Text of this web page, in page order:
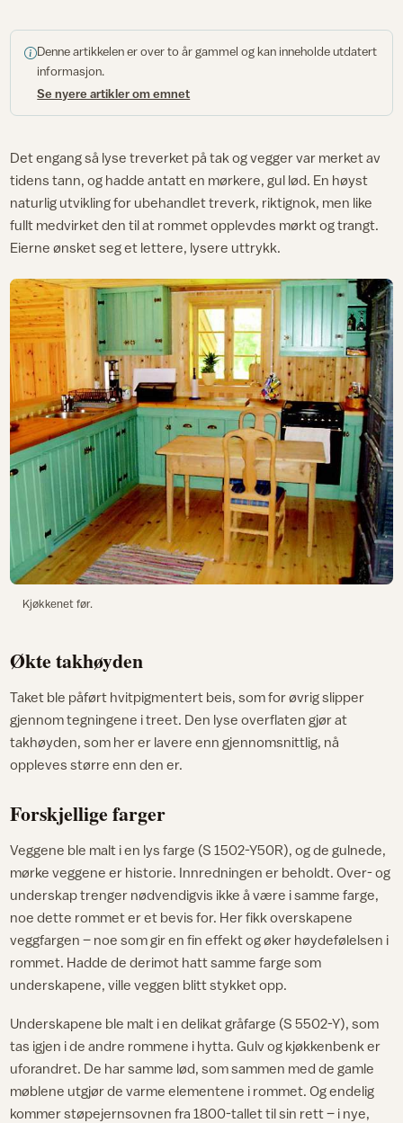
Denne artikkelen er over to år gammel og kan inneholde utdatert
informasjon.
Se nyere artikler om emnet
Det engang så lyse treverket på tak og vegger var merket av
tidens tann, og hadde antatt en mørkere, gul lød. En høyst
naturlig utvikling for ubehandlet treverk, riktignok, men like
fullt medvirket den til at rommet opplevdes mørkt og trangt.
Eierne ønsket seg et lettere, lysere uttrykk.
Kjøkkenet før.
Økte takhøyden
Taket ble påført hvitpigmentert beis, som for øvrig slipper
gjennom tegningene i treet. Den lyse overflaten gjør at
takhøyden, som her er lavere enn gjennomsnittlig, nå
oppleves større enn den er.
Forskjellige farger
Veggene ble malt i en lys farge (S 1502-Y50R), og de gulnede,
mørke veggene er historie. Innredningen er beholdt. Over- og
underskap trenger nødvendigvis ikke å være i samme farge,
noe dette rommet er et bevis for. Her fikk overskapene
veggfargen – noe som gir en fin effekt og øker høydefølelsen i
rommet. Hadde de derimot hatt samme farge som
underskapene, ville veggen blitt stykket opp.
Underskapene ble malt i en delikat gråfarge (S 5502-Y), som
tas igjen i de andre rommene i hytta. Gulv og kjøkkenbenk er
uforandret. De har samme lød, som sammen med de gamle
møblene utgjør de varme elementene i rommet. Og endelig
kommer støpejernsovnen fra 1800-tallet til sin rett – i nye,